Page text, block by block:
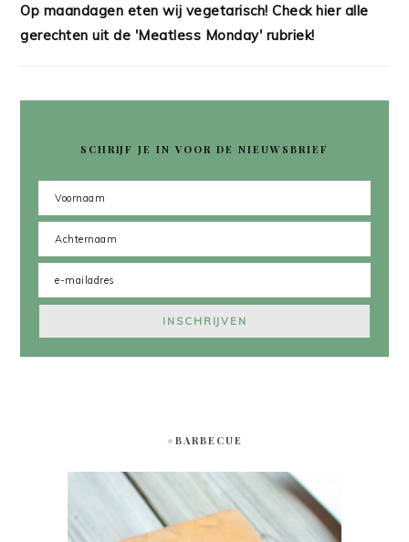
Op maandagen eten wij vegetarisch! Check hier alle
gerechten uit de 'Meatless Monday' rubriek!
SCHRIJF JE IN VOOR DE NIEUWSBRIEF
#BARBECUE